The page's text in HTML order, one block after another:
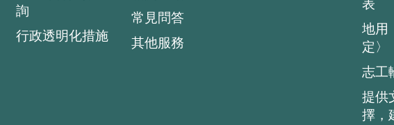
詢
行政透明化措施
常見問答
其他服務
表
地用
定〉
志工
提供
擇，